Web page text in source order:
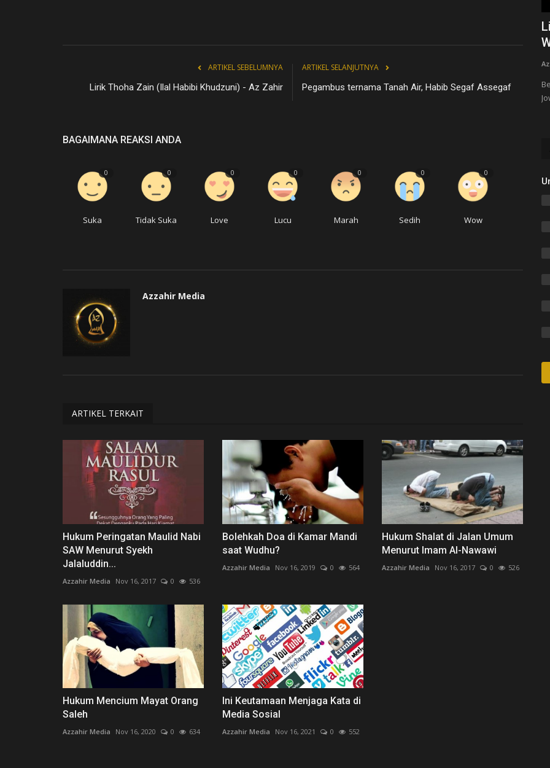
ARTIKEL SEBELUMNYA
Lirik Thoha Zain (Ilal Habibi Khudzuni) - Az Zahir
ARTIKEL SELANJUTNYA
Pegambus ternama Tanah Air, Habib Segaf Assegaf
BAGAIMANA REAKSI ANDA
0
Suka
0
Tidak Suka
0
Love
0
Lucu
0
Marah
0
Sedih
0
Wow
Azzahir Media
ARTIKEL TERKAIT
Hukum Peringatan Maulid Nabi
SAW Menurut Syekh
Jalaluddin...
Azzahir Media Nov 16, 2017 0 536
Bolehkah Doa di Kamar Mandi
saat Wudhu?
Azzahir Media Nov 16, 2019 0 564
Hukum Shalat di Jalan Umum
Menurut Imam Al-Nawawi
Azzahir Media Nov 16, 2017 0 526
Hukum Mencium Mayat Orang
Saleh
Azzahir Media Nov 16, 2020 0 634
Ini Keutamaan Menjaga Kata di
Media Sosial
Azzahir Media Nov 16, 2021 0 552
Al-Qur'an
0 588
Setidaknya ada tiga binatang kecil menjadi nama dari tiga
Wali Jowo Habib...
Azzahir Media Nov 16, 2022
Berikut ini bacaan Sholawat Badar versi Joko Tingkir Wali